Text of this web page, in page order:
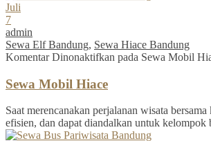
Juli
7
admin
Sewa Elf Bandung, Sewa Hiace Bandung
Komentar Dinonaktifkan pada Sewa Mobil
Sewa Mobil Hiace
Saat merencanakan perjalanan wisata
efisien, dan dapat diandalkan untuk kelompok